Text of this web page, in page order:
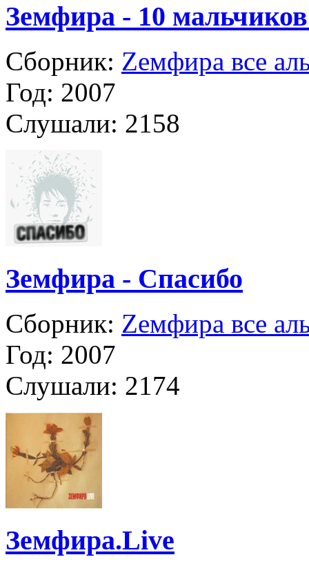
Земфира - 10
Сборник: Zемфира все
Год: 2007
Слушали: 2158
Земфира - Спасибо
Сборник: Zемфира все
Год: 2007
Слушали: 2174
Земфира.Live